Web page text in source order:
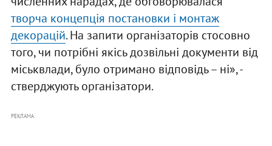
творча концепція постановки і монтаж
декорацій. На запити організаторів стосовно
того, чи потрібні якісь дозвільні документи від
міськвлади, було отримано відповідь – ні», -
стверджують організатори.
РЕКЛАМА